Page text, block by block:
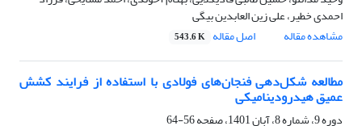
احمدی خطیر، علی زین العابدین بیگی
مشاهده مقاله
اصل مقاله 543.6 K
مطالعه شکل‌دهی فنجان‌های فولادی با استفاده از فرایند کشش
عمیق هیدرودینامیکی
دوره 9، شماره 8، آبان 1401، صفحه
56-64